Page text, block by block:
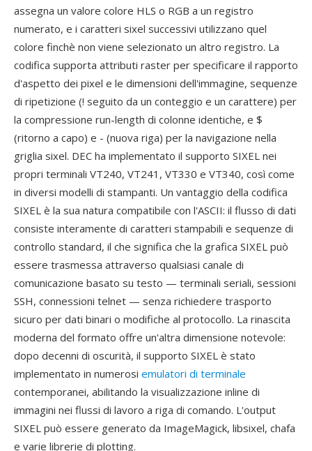
assegna un valore colore HLS o RGB a un registro
numerato, e i caratteri sixel successivi utilizzano quel
colore finchè non viene selezionato un altro registro. La
codifica supporta attributi raster per specificare il rapporto
d'aspetto dei pixel e le dimensioni dell'immagine, sequenze
di ripetizione (! seguito da un conteggio e un carattere) per
la compressione run-length di colonne identiche, e $
(ritorno a capo) e - (nuova riga) per la navigazione nella
griglia sixel. DEC ha implementato il supporto SIXEL nei
propri terminali VT240, VT241, VT330 e VT340, così come
in diversi modelli di stampanti. Un vantaggio della codifica
SIXEL è la sua natura compatibile con l'ASCII: il flusso di dati
consiste interamente di caratteri stampabili e sequenze di
controllo standard, il che significa che la grafica SIXEL può
essere trasmessa attraverso qualsiasi canale di
comunicazione basato su testo — terminali seriali, sessioni
SSH, connessioni telnet — senza richiedere trasporto
sicuro per dati binari o modifiche al protocollo. La rinascita
moderna del formato offre un'altra dimensione notevole:
dopo decenni di oscurità, il supporto SIXEL è stato
implementato in numerosi emulatori di terminale
contemporanei, abilitando la visualizzazione inline di
immagini nei flussi di lavoro a riga di comando. L'output
SIXEL può essere generato da ImageMagick, libsixel, chafa
e varie librerie di plotting.